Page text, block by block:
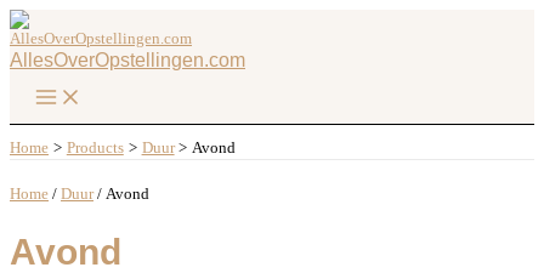
Ga
naar
de
AllesOverOpstellingen.com
Main
Menu
Home Products Duur Avond
Home / Duur/ Avond
Avond